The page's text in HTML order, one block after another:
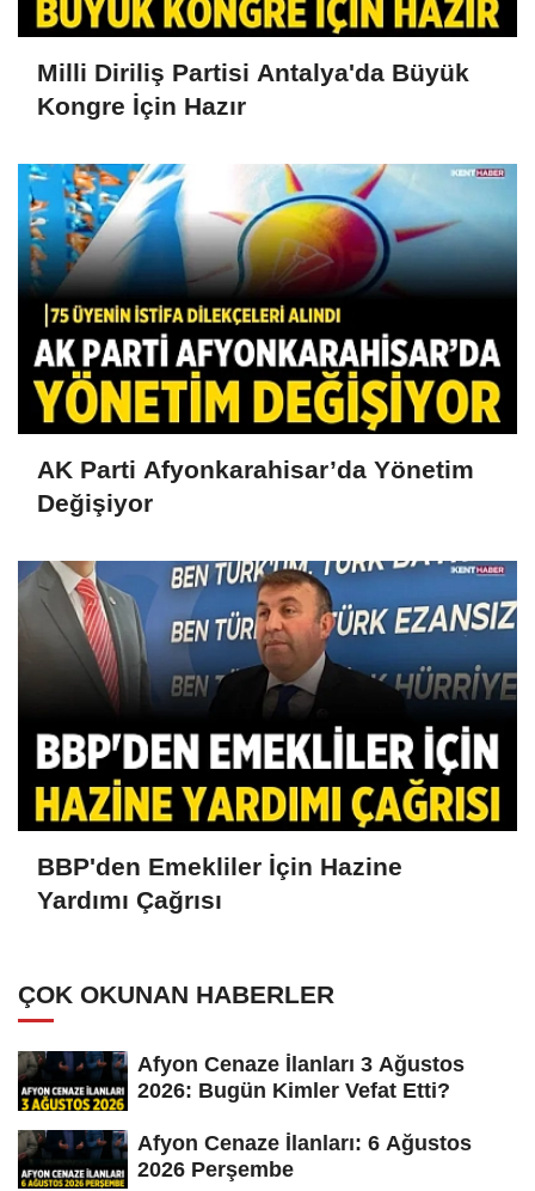
Milli Diriliş Partisi Antalya'da Büyük
Kongre İçin Hazır
AK Parti Afyonkarahisar’da Yönetim
Değişiyor
BBP'den Emekliler İçin Hazine
Yardımı Çağrısı
ÇOK OKUNAN HABERLER
Afyon Cenaze İlanları 3 Ağustos
2026: Bugün Kimler Vefat Etti?
Afyon Cenaze İlanları: 6 Ağustos
2026 Perşembe